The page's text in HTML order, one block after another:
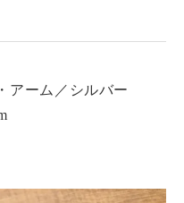
アーム／シルバー